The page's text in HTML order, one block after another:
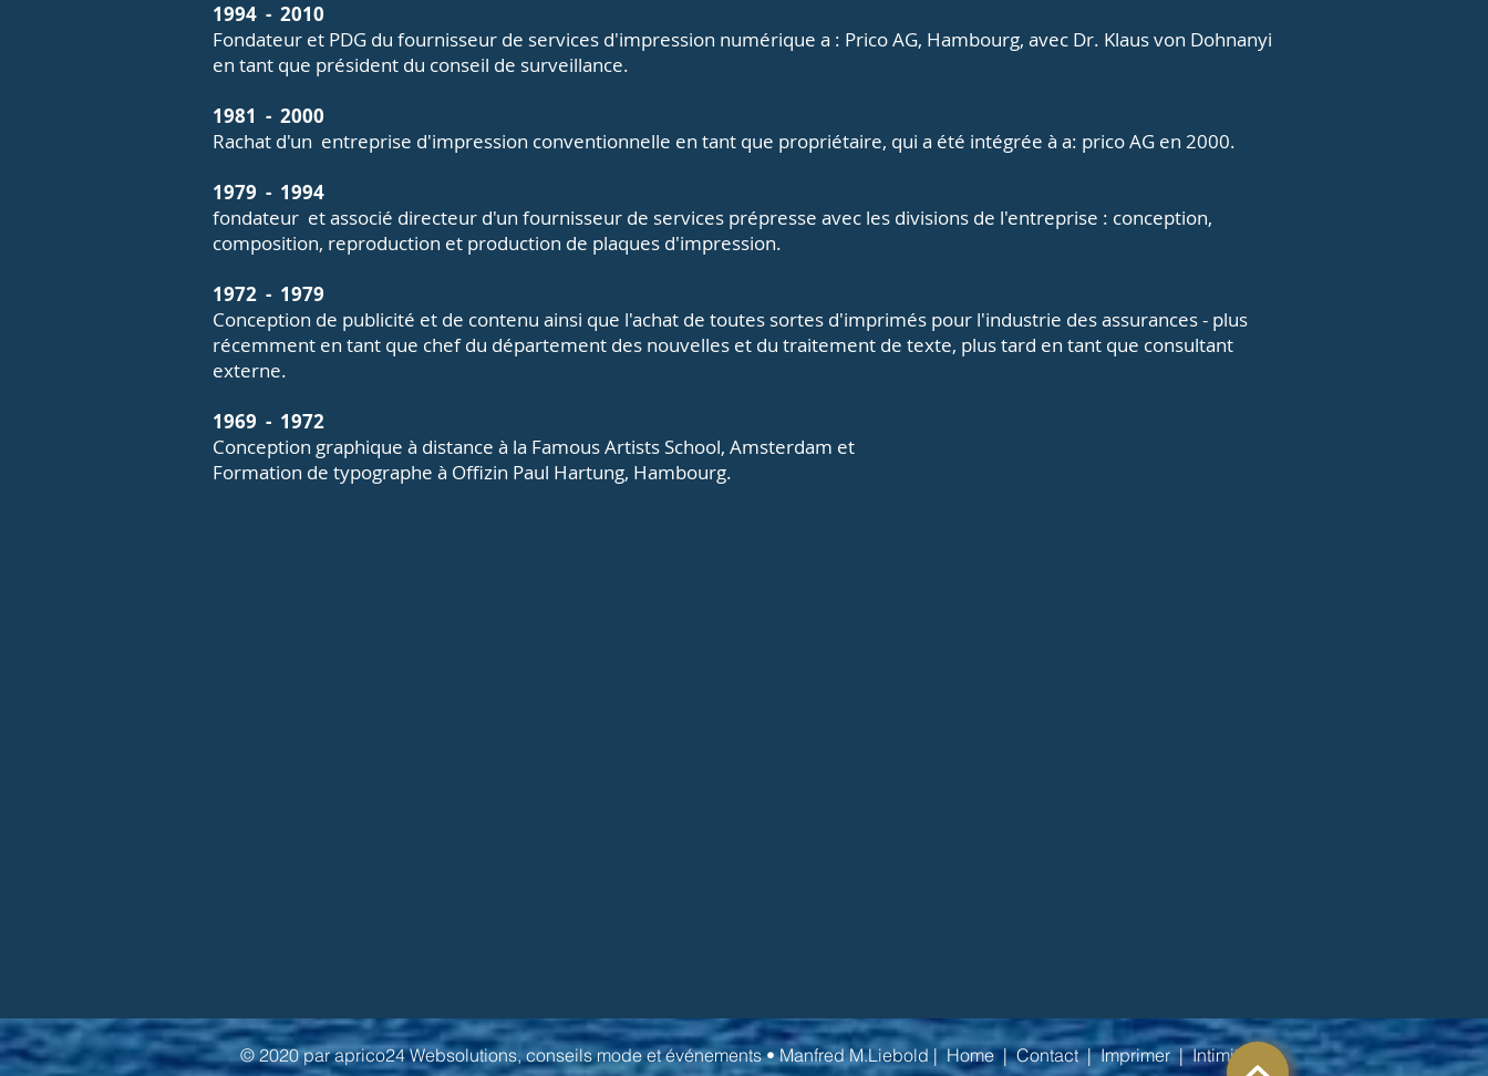
1994 - 2010
Fondateur et PDG du fournisseur de services d'impression numérique a : Prico AG, Hambourg, avec Dr. Klaus von Dohnanyi
en tant que président du conseil de surveillance.
1981 - 2000
Rachat d'un entreprise d'impression conventionnelle en tant que propriétaire, qui a été intégrée à a: prico AG en 2000.
1979 - 1994
fondateur et associé directeur d'un fournisseur de services prépresse avec les divisions de l'entreprise : conception,
composition, reproduction et production de plaques d'impression.
1972 - 1979
Conception de publicité et de contenu ainsi que l'achat de toutes sortes d'imprimés pour l'industrie des assurances - plus
récemment en tant que chef du département des nouvelles et du traitement de texte, plus tard en tant que consultant
externe.
1969 - 1972
Conception graphique à distance à la Famous Artists School, Amsterdam et
Formation de typographe à Offizin Paul Hartung, Hambourg.
© 2020 par aprico24 Websolutions, conseils mode et événements • Manfred M.Liebold |Home|Contact|Imprimer|Intimité